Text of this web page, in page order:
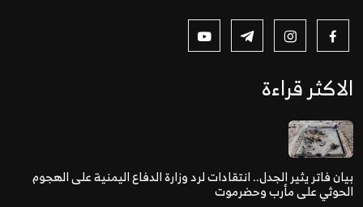
الاكثر قراءة
بيان فاتر يثير الجدل.. انتقادات لرد وزارة الدفاع اليمنية على الهجوم
الحوثي على مأرب وحضرموت